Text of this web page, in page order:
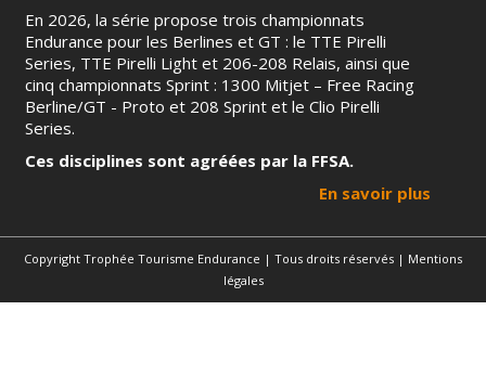
En 2026, la série propose trois championnats
Endurance pour les Berlines et GT : le TTE Pirelli
Series, TTE Pirelli Light et 206-208 Relais, ainsi que
cinq championnats Sprint : 1300 Mitjet – Free Racing
Berline/GT - Proto et 208 Sprint et le Clio Pirelli
Series.
Ces disciplines sont agréées par la FFSA.
En savoir plus
Copyright Trophée Tourisme Endurance | Tous droits réservés | Mentions
légales